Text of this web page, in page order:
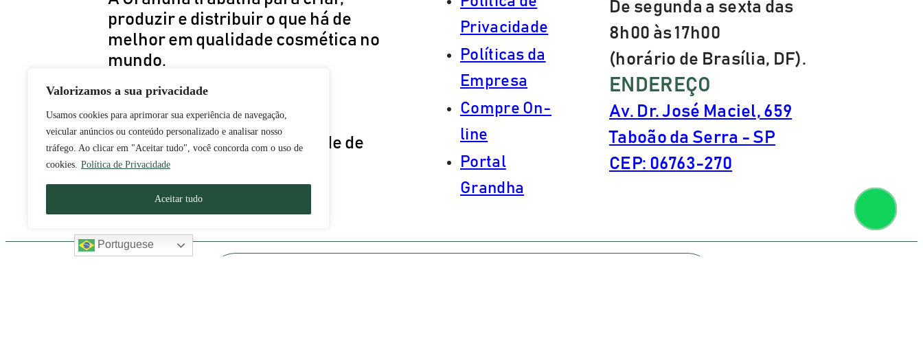
Valorizamos a sua privacidade
Usamos cookies para aprimorar sua experiência de navegação,
veicular anúncios ou conteúdo personalizado e analisar nosso
tráfego. Ao clicar em "Aceitar tudo", você concorda com o uso de
cookies. Política de Privacidade
Aceitar tudo
produzir e distribuir o que há de
melhor em qualidade cosmética no
mundo.
Para isso, conta com o
conhecimento, empenho e
experiência de uma variedade de
profissionais competentes.
Privacidade
Políticas da
Empresa
Compre On-
line
Portal
Grandha
De segunda a sexta das
8h00 às 17h00
(horário de Brasília, DF).
ENDEREÇO
Av. Dr. José Maciel, 659
Taboão da Serra - SP
CEP: 06763-270
Portuguese